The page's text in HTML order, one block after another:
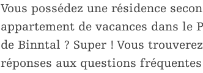
Vous possédez une résidence
appartement de vacances dans le
de Binntal ? Super ! Vous
réponses aux questions